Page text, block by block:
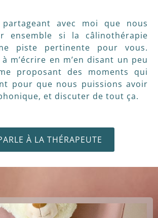
partageant avec moi que nous
ensemble si la câlinothérapie
piste pertinente pour vous.
à m’écrire en m’en disant un peu
proposant des moments qui
pour que nous puissions avoir
et discuter de tout ça.
À LA THÉRAPEUTE